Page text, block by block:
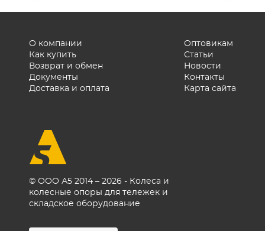
© ООО А5 2014 – 2026 - Колеса и
колесные опоры для тележек и
складское оборудование
О компании
Как купить
Возврат и обмен
Документы
Доставка и оплата
Оптовикам
Статьи
Новости
Контакты
Карта сайта